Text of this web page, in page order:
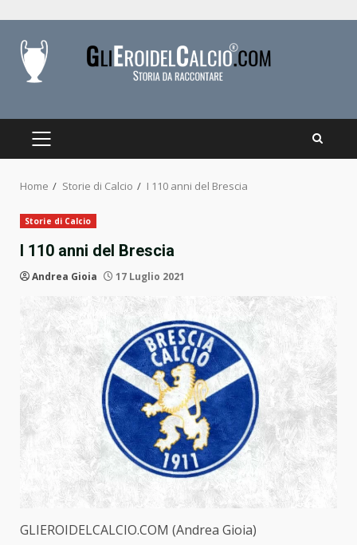
content
PRIMARY
Home Storie di Calcio I 110 anni del Brescia
Storie di Calcio
I 110 anni del Brescia
Andrea Gioia 17 Luglio 2021
GLIEROIDELCALCIO.COM (Andrea Gioia)